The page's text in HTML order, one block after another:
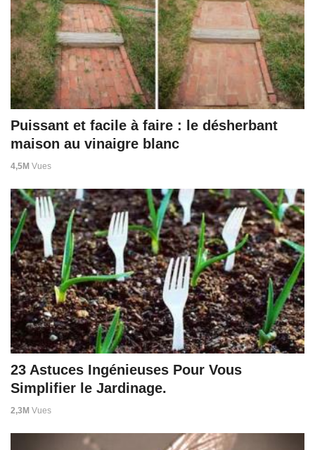
Puissant et facile à faire : le désherbant
maison au vinaigre blanc
4,5M Vues
23 Astuces Ingénieuses Pour Vous
Simplifier le Jardinage.
2,3M Vues